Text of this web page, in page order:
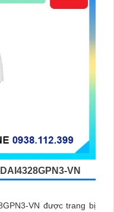
VN
VN được trang bị